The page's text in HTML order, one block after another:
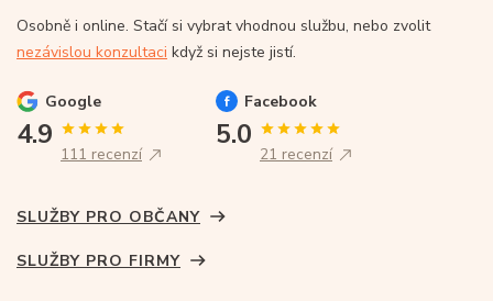
Osobně i online. Stačí si vybrat vhodnou službu, nebo zvolit
nezávislou konzultaci když si nejste jistí.
Google
4.9
111 recenzí
Facebook
5.0
21 recenzí
SLUŽBY PRO OBČANY
SLUŽBY PRO FIRMY